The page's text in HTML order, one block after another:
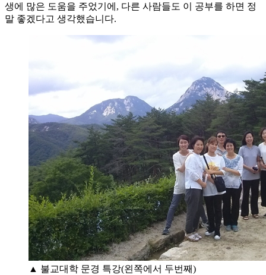
생에 많은 도움을 주었기에, 다른 사람들도 이 공부를 하면 정
말 좋겠다고 생각했습니다.
▲ 불교대학 문경 특강(왼쪽에서 두번째)